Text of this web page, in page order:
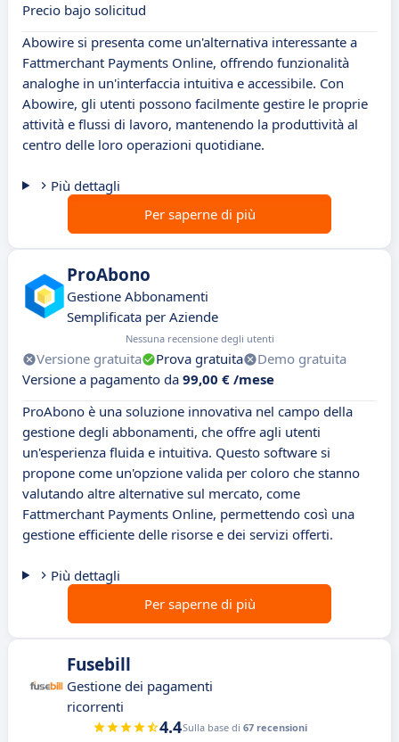
Precio bajo solicitud
Abowire si presenta come un'alternativa interessante a
Fattmerchant Payments Online, offrendo funzionalità
analoghe in un'interfaccia intuitiva e accessibile. Con
Abowire, gli utenti possono facilmente gestire le proprie
attività e flussi di lavoro, mantenendo la produttività al
centro delle loro operazioni quotidiane.
Più dettagli
Per saperne di più
ProAbono
Gestione Abbonamenti
Semplificata per Aziende
Nessuna recensione degli utenti
Versione gratuita Prova gratuita
Demo gratuita
Versione a pagamento da 99,00 € /mese
ProAbono è una soluzione innovativa nel campo della
gestione degli abbonamenti, che offre agli utenti
un'esperienza fluida e intuitiva. Questo software si
propone come un'opzione valida per coloro che stanno
valutando altre alternative sul mercato, come
Fattmerchant Payments Online, permettendo così una
gestione efficiente delle risorse e dei servizi offerti.
Più dettagli
Per saperne di più
Fusebill
Gestione dei pagamenti
ricorrenti
4.4Sulla base di 67 recensioni